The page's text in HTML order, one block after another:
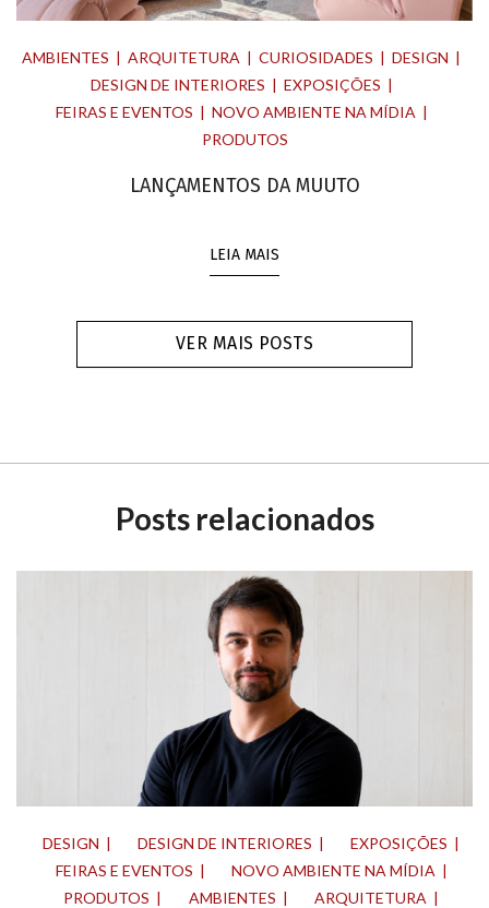
AMBIENTES ARQUITETURA CURIOSIDADES
DESIGN
DESIGN DE INTERIORES
EXPOSIÇÕES
FEIRAS E EVENTOS
NOVO AMBIENTE NA MÍDIA
PRODUTOS
LANÇAMENTOS DA MUUTO
LEIA MAIS
VER MAIS POSTS
Posts relacionados
DESIGN DESIGN DE INTERIORES
EXPOSIÇÕES
FEIRAS E EVENTOS
NOVO AMBIENTE NA MÍDIA
PRODUTOS
AMBIENTES
ARQUITETURA